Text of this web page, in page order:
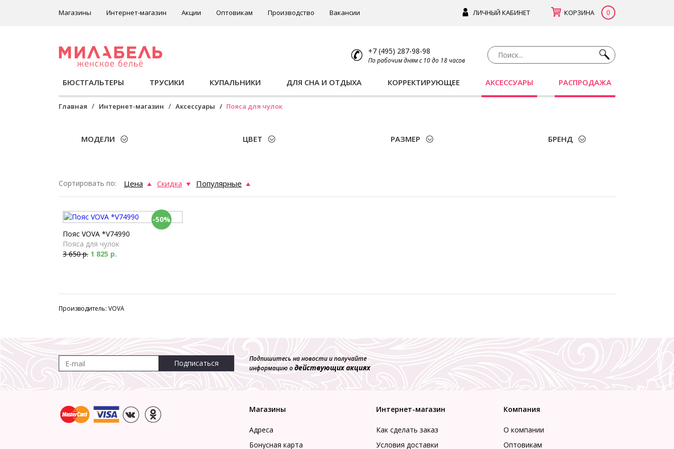
ЛИЧНЫЙ КАБИНЕТ КОРЗИНА 0
Магазины Интернет-магазин Акции Оптовикам Производство Вакансии
+7 (495) 287-98-98
По рабочим дням с 10 до 18 часов
БЮСТГАЛЬТЕРЫ ТРУСИКИ КУПАЛЬНИКИ ДЛЯ СНА И ОТДЫХА КОРРЕКТИРУЮЩЕЕ АКСЕССУАРЫ РАСПРОДАЖА
Главная Интернет-магазин Аксессуары Пояса для чулок
МОДЕЛИ ЦВЕТ РАЗМЕР БРЕНД
Сортировать по: Цена Скидка Популярные
-50%
Пояс VOVA *V74990
Пояса для чулок
3 650 р. 1 825 р.
Производитель: VOVA
Подписаться
Подпишитесь на новости и получайте
информацию одействующих акциях
Магазины
Адреса
Бонусная карта
Интернет-магазин
Как сделать заказ
Условия доставки
Компания
О компании
Оптовикам